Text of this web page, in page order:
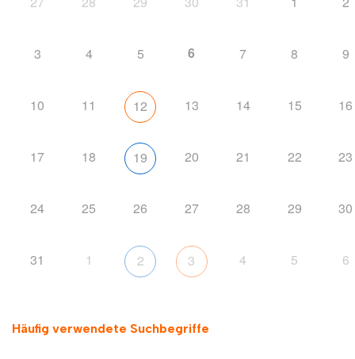
3 4 5 6 7 8 9
10 11 12 13 14 15 16
17 18 19 20 21 22 23
24 25 26 27 28 29 30
31 1 2 3 4 5 6
Häufig verwendete Suchbegriffe